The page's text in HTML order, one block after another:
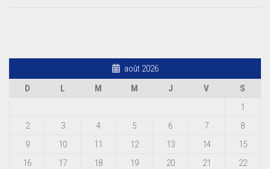
août 2026
D
L M M J V
S
1
2
3 4 5 6 7
8
9
10 11 12 13 14
15
16
17 18 19 20 21
22